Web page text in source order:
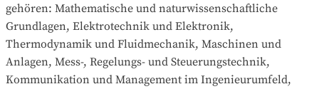
gehören: Mathematische und naturwissenschaftliche
Grundlagen, Elektrotechnik und Elektronik,
Thermodynamik und Fluidmechanik, Maschinen und
Anlagen, Mess-, Regelungs- und Steuerungstechnik,
Kommunikation und Management im Ingenieurumfeld,